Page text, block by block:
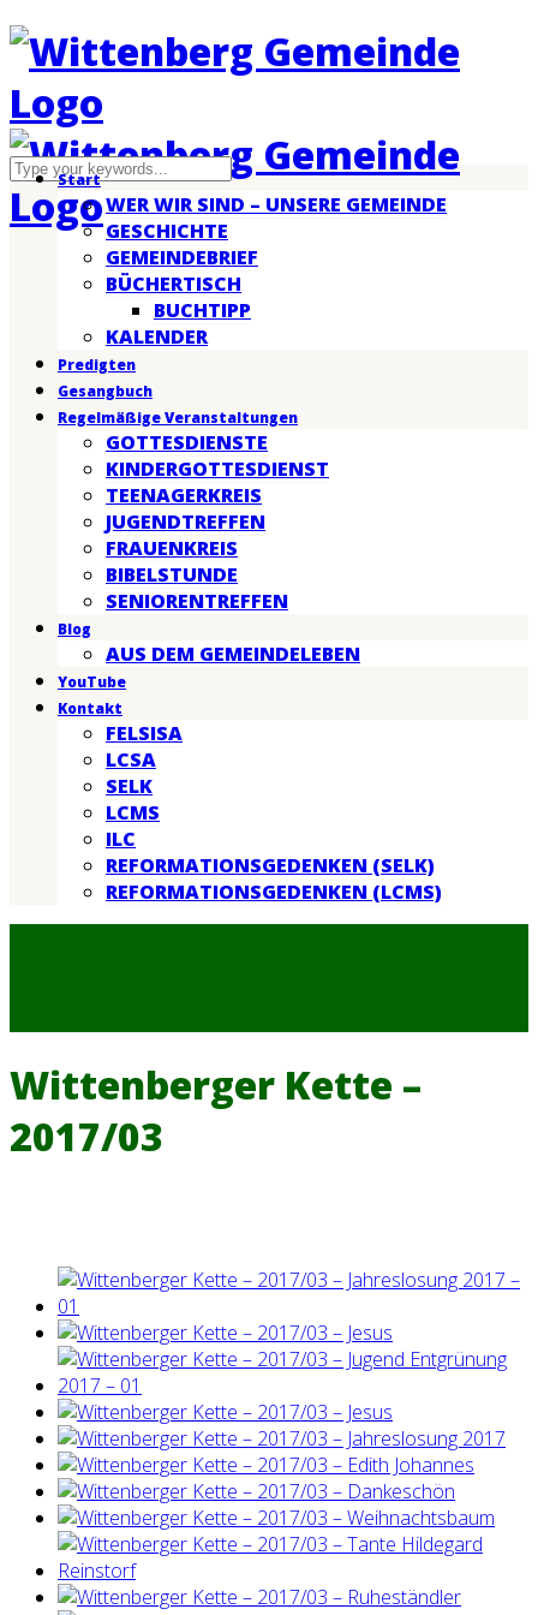
Start
WER WIR SIND – UNSERE GEMEINDE
GESCHICHTE
GEMEINDEBRIEF
BÜCHERTISCH
BUCHTIPP
KALENDER
Predigten
Gesangbuch
Regelmäßige Veranstaltungen
GOTTESDIENSTE
KINDERGOTTESDIENST
TEENAGERKREIS
JUGENDTREFFEN
FRAUENKREIS
BIBELSTUNDE
SENIORENTREFFEN
Blog
AUS DEM GEMEINDELEBEN
YouTube
Kontakt
FELSISA
LCSA
SELK
LCMS
ILC
REFORMATIONSGEDENKEN (SELK)
REFORMATIONSGEDENKEN (LCMS)
Wittenberger Kette –
2017/03